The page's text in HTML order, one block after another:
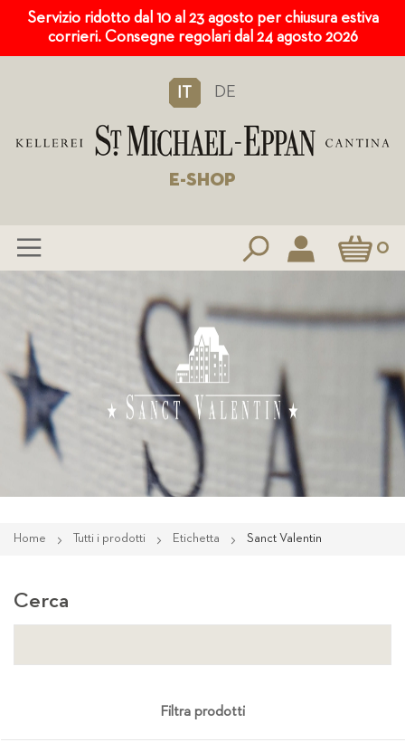
Servizio ridotto dal 10 al 23 agosto per chiusura estiva
corrieri. Consegne regolari dal 24 agosto 2026
IT DE
E-SHOP
Carrello0
Home Tutti i prodotti Etichetta Sanct Valentin
Cerca
Filtra prodotti